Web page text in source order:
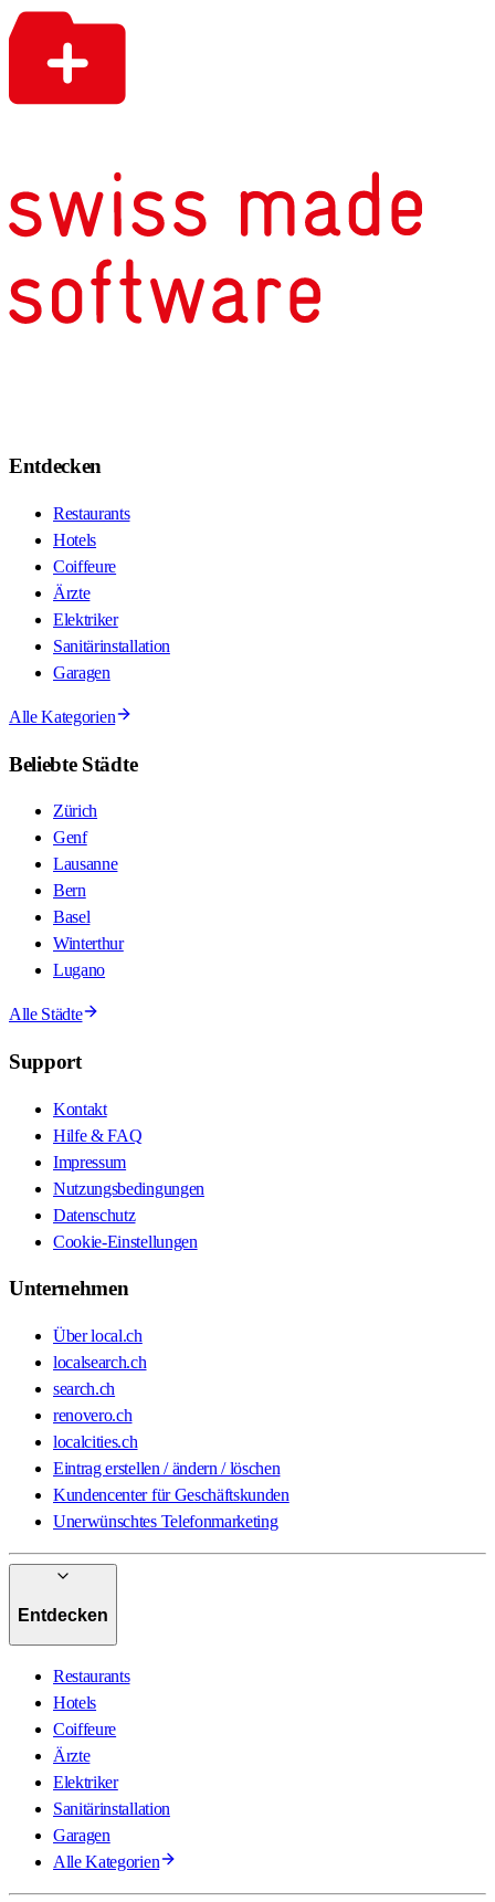
Entdecken
Restaurants
Hotels
Coiffeure
Ärzte
Elektriker
Sanitärinstallation
Garagen
Alle Kategorien
Beliebte Städte
Zürich
Genf
Lausanne
Bern
Basel
Winterthur
Lugano
Alle Städte
Support
Kontakt
Hilfe & FAQ
Impressum
Nutzungsbedingungen
Datenschutz
Cookie-Einstellungen
Unternehmen
Über local.ch
localsearch.ch
search.ch
renovero.ch
localcities.ch
Eintrag erstellen / ändern / löschen
Kundencenter für Geschäftskunden
Unerwünschtes Telefonmarketing
Entdecken
Restaurants
Hotels
Coiffeure
Ärzte
Elektriker
Sanitärinstallation
Garagen
Alle Kategorien